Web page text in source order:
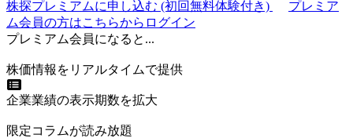
株探プレミアムに申し込む (初回無料体験付き)
プレミア
ム会員の方はこちらからログイン
プレミアム会員になると...
株価情報をリアルタイムで提供
企業業績の表示期数を拡大
限定コラムが読み放題